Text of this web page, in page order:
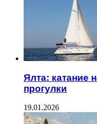
Ялта: катание
прогулки
19.01.2026